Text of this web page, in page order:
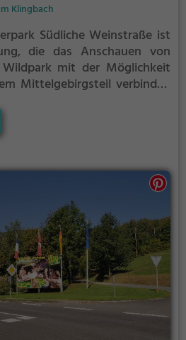
Klingbach
Südliche Weinstraße ist
die das Anschauen von
mit der Möglichkeit
Mittelgebirgsteil verbindet.
im Wasgau, der vom Südteil
vom Nordteil der Vogesen
die etwa 6 km entfernt ist,
Südliche Weinstraße.
wird jährlich von rund
Anspruch genommen.